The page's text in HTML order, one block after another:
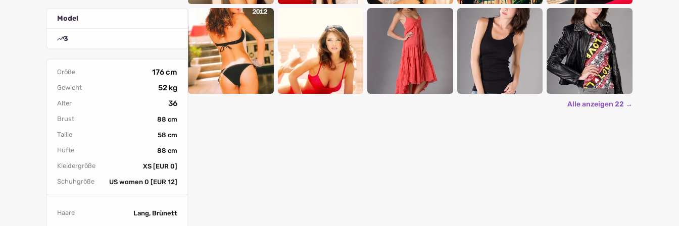
Model
3
Größe 176 cm
Gewicht 52 kg
Alter 36
Brust
88 cm
Taille
58 cm
Hüfte
88 cm
Kleidergröße
XS [EUR 0]
Schuhgröße
US women 0 [EUR 12]
Haare
Lang, Brünett
Alle anzeigen 22 →